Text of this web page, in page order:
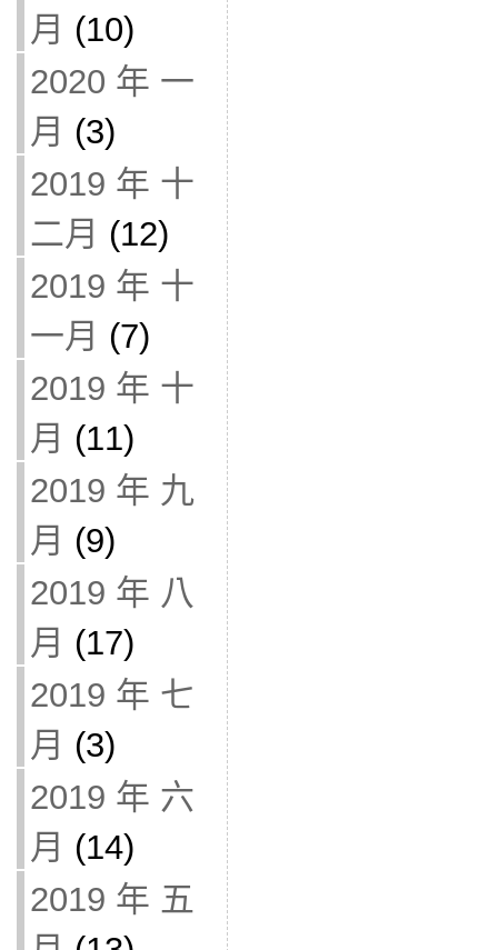
月 (10)
2020 年 一
月 (3)
2019 年 十
二月 (12)
2019 年 十
一月 (7)
2019 年 十
月 (11)
2019 年 九
月 (9)
2019 年 八
月 (17)
2019 年 七
月 (3)
2019 年 六
月 (14)
2019 年 五